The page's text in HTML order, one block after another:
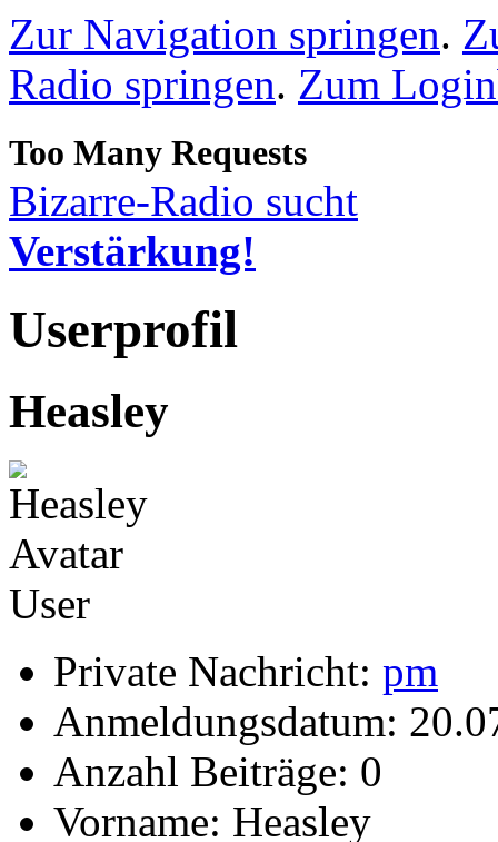
Zur Navigation springen.
Radio springen. Zum
Bizarre-Radio sucht
Verstärkung!
Userprofil
Heasley
User
Private Nachricht: pm
Anmeldungsdatum:
Anzahl Beiträge: 0
Vorname: Heasley